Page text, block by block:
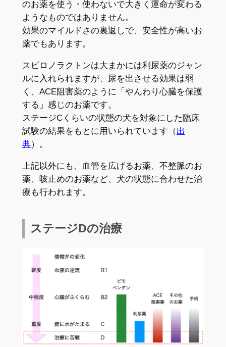
のお薬を使う・使わないで大きく運命が変わる
ようなものではありません。
効果のマイルドさの裏返しで、安全性が高いお
薬でもあります。
スピロノラクトンは大まかには利尿薬のジャン
ルに入れられますが、尿を出させる効果は弱
く、ACE阻害薬のように「やんわり心臓を保護
する」感じのお薬です。
ステージCくらいの状態の犬を対象にした臨床
試験の結果をもとに用いられています（出
典）。
上記以外にも、血管を広げるお薬、不整脈のお
薬、咳止めのお薬など、犬の状態に合わせた治
療も行われます。
ステージDの治療